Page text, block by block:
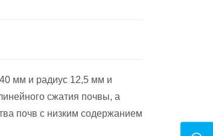
мм и радиус 12,5 мм и
сжатия почвы, а
почв с низким содержанием